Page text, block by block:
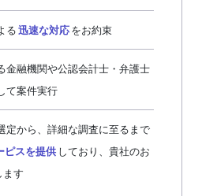
る迅速な対応をお約束
融機関や公認会計士・弁護士
て案件実行
から、詳細な調査に至るまで
ピスを提供 しており、貴社のお
す